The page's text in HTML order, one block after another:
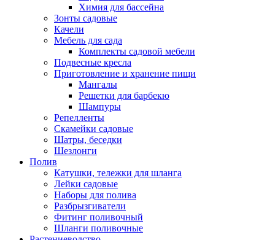
Химия для бассейна
Зонты садовые
Качели
Мебель для сада
Комплекты садовой мебели
Подвесные кресла
Приготовление и хранение пищи
Мангалы
Решетки для барбекю
Шампуры
Репелленты
Скамейки садовые
Шатры, беседки
Шезлонги
Полив
Катушки, тележки для шланга
Лейки садовые
Наборы для полива
Разбрызгиватели
Фитинг поливочный
Шланги поливочные